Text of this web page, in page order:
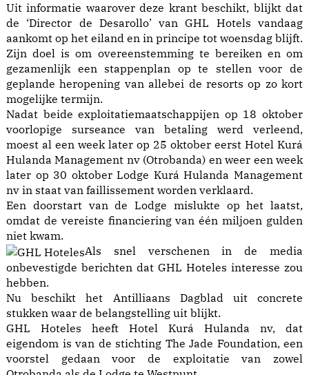
Uit informatie waarover deze krant beschikt, blijkt dat
de ‘Director de Desarollo’ van GHL Hotels vandaag
aankomt op het eiland en in principe tot woensdag blijft.
Zijn doel is om overeenstemming te bereiken en om
gezamenlijk een stappenplan op te stellen voor de
geplande heropening van allebei de resorts op zo kort
mogelijke termijn.
Nadat beide exploitatiemaatschappijen op 18 oktober
voorlopige surseance van betaling werd verleend,
moest al een week later op 25 oktober eerst Hotel Kurá
Hulanda Management nv (Otrobanda) en weer een week
later op 30 oktober Lodge Kurá Hulanda Management
nv in staat van faillissement worden verklaard.
Een doorstart van de Lodge mislukte op het laatst,
omdat de vereiste financiering van één miljoen gulden
niet kwam.
Als snel verschenen in de media
onbevestigde berichten dat GHL Hoteles interesse zou
hebben.
Nu beschikt het Antilliaans Dagblad uit concrete
stukken waar de belangstelling uit blijkt.
GHL Hoteles heeft Hotel Kurá Hulanda nv, dat
eigendom is van de stichting The Jade Foundation, een
voorstel gedaan voor de exploitatie van zowel